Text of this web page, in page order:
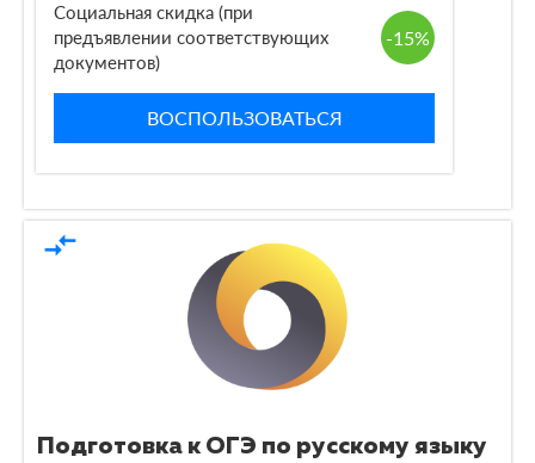
Социальная скидка (при
предъявлении соответствующих
документов)
ВОСПОЛЬЗОВАТЬСЯ
-15%
compare_arrows
Подготовка к ОГЭ по русскому языку
По оплате
По языку обучения